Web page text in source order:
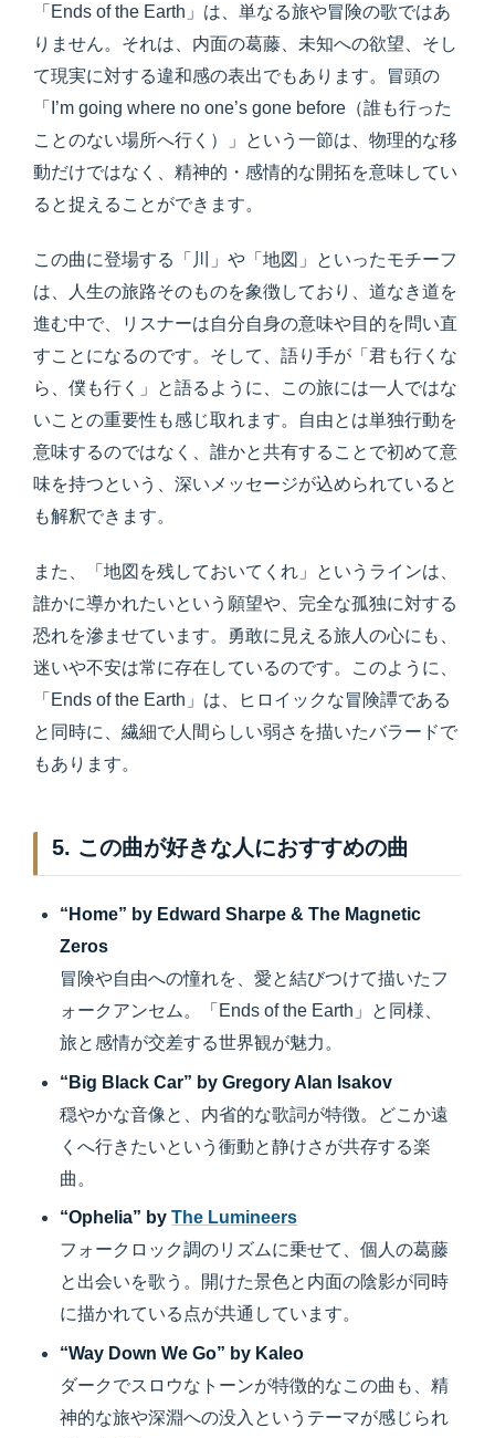
「Ends of the Earth」は、単なる旅や冒険の歌ではあ
りません。それは、内面の葛藤、未知への欲望、そし
て現実に対する違和感の表出でもあります。冒頭の
「I’m going where no one’s gone before（誰も行った
ことのない場所へ行く）」という一節は、物理的な移
動だけではなく、精神的・感情的な開拓を意味してい
ると捉えることができます。
この曲に登場する「川」や「地図」といったモチーフ
は、人生の旅路そのものを象徴しており、道なき道を
進む中で、リスナーは自分自身の意味や目的を問い直
すことになるのです。そして、語り手が「君も行くな
ら、僕も行く」と語るように、この旅には一人ではな
いことの重要性も感じ取れます。自由とは単独行動を
意味するのではなく、誰かと共有することで初めて意
味を持つという、深いメッセージが込められていると
も解釈できます。
また、「地図を残しておいてくれ」というラインは、
誰かに導かれたいという願望や、完全な孤独に対する
恐れを滲ませています。勇敢に見える旅人の心にも、
迷いや不安は常に存在しているのです。このように、
「Ends of the Earth」は、ヒロイックな冒険譚である
と同時に、繊細で人間らしい弱さを描いたバラードで
もあります。
5. この曲が好きな人におすすめの曲
“Home” by Edward Sharpe & The Magnetic
Zeros
冒険や自由への憧れを、愛と結びつけて描いたフ
ォークアンセム。「Ends of the Earth」と同様、
旅と感情が交差する世界観が魅力。
“Big Black Car” by Gregory Alan Isakov
穏やかな音像と、内省的な歌詞が特徴。どこか遠
くへ行きたいという衝動と静けさが共存する楽
曲。
“Ophelia” byThe Lumineers
フォークロック調のリズムに乗せて、個人の葛藤
と出会いを歌う。開けた景色と内面の陰影が同時
に描かれている点が共通しています。
“Way Down We Go” by Kaleo
ダークでスロウなトーンが特徴的なこの曲も、精
神的な旅や深淵への没入というテーマが感じられ